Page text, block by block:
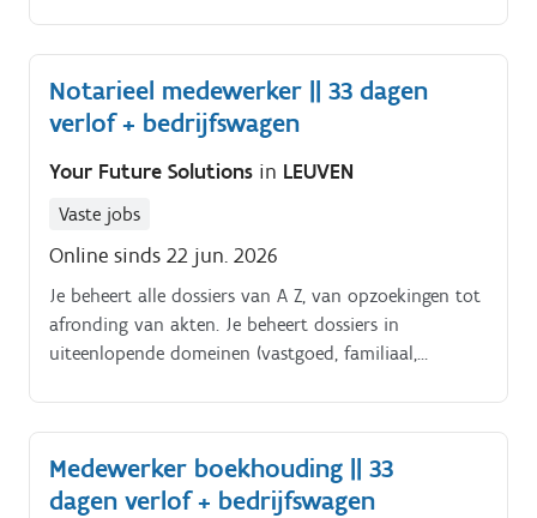
Notarieel medewerker || 33 dagen
verlof + bedrijfswagen
Your Future Solutions in LEUVEN
Vaste jobs
Online sinds 22 jun. 2026
Je beheert alle dossiers van A Z, van opzoekingen tot
afronding van akten. Je beheert dossiers in
uiteenlopende domeinen (vastgoed, familiaal,
Medewerker boekhouding || 33
dagen verlof + bedrijfswagen